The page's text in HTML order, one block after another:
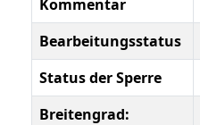
Kommentar
Bearbeitungsstatus
Status der Sperre
Breitengrad: